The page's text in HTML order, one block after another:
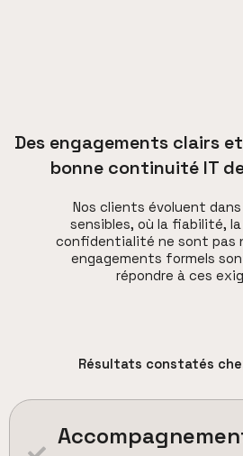
Des engagements clairs
bonne continuité IT
Nos clients évoluent
sensibles, où la fiabilité,
confidentialité ne sont pas
engagements formels
répondre à ces
Résultats constatés